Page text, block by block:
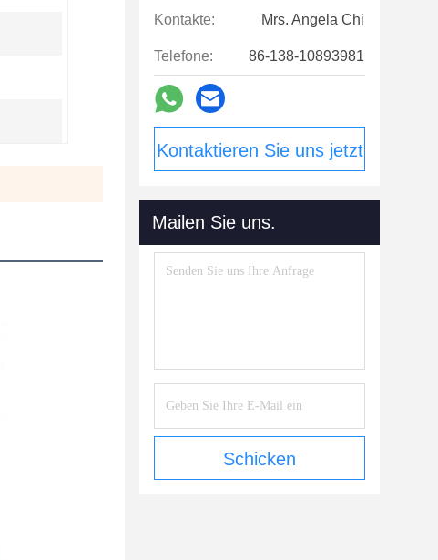
Kontakte: Mrs. Angela Chi
Telefone: 86-138-10893981
Kontaktieren Sie uns jetzt
Mailen Sie uns.
Schicken